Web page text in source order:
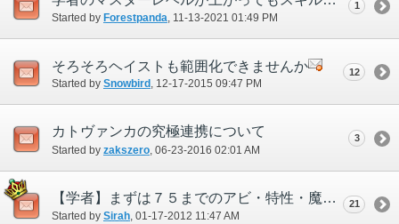
Started by Forestpanda‎, 11-13-2021 01:49 PM
1
そろそろヘイストも範囲化できませんか
Started by Snowbird ‎, 12-17-2015 09:47 PM
12
カトヴァンカの究極連携について
Started by zakszero ‎, 06-23-2016 02:01 AM
3
【学者】まずは７５までのアビ・特性・魔法の見直しをしてほしい。
Started by Sirah‎, 01-17-2012 11:47 AM
21